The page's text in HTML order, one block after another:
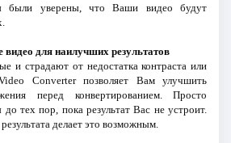
были уверены, что Ваши видео будут
видео для наилучших результатов
и страдают от недостатка контраста или
Converter позволяет Вам улучшить
перед конвертированием. Просто
до тех пор, пока результат Вас не устроит.
делает это возможным.